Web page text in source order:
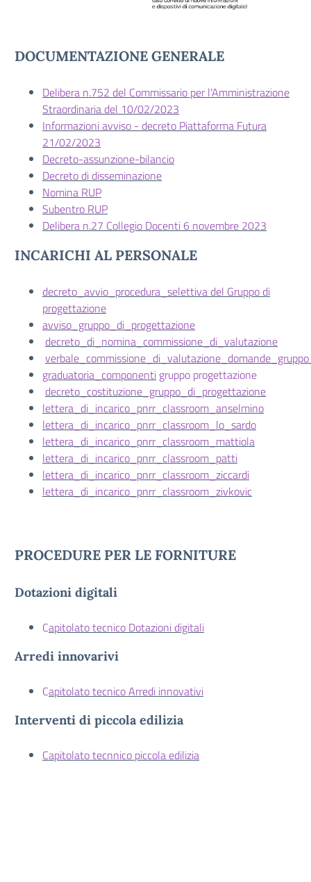
DOCUMENTAZIONE GENERALE
Delibera n.752 del Commissario per l'Amministrazione
Straordinaria del 10/02/2023
Informazioni avviso - decreto Piattaforma Futura
21/02/2023
Decreto-assunzione-bilancio
Decreto di disseminazione
Nomina RUP
Subentro RUP
Delibera n.27 Collegio Docenti 6 novembre 2023
INCARICHI AL PERSONALE
decreto_avvio_procedura_selettiva del Gruppo di
progettazione
avviso_gruppo_di_progettazione
decreto_di_nomina_commissione_di_valutazione
graduatoria_componenti gruppo progettazione
decreto_costituzione_gruppo_di_progettazione
lettera_di_incarico_pnrr_classroom_anselmino
lettera_di_incarico_pnrr_classroom_lo_sardo
lettera_di_incarico_pnrr_classroom_mattiola
lettera_di_incarico_pnrr_classroom_patti
lettera_di_incarico_pnrr_classroom_ziccardi
lettera_di_incarico_pnrr_classroom_zivkovic
PROCEDURE PER LE FORNITURE
Dotazioni digitali
Capitolato tecnico Dotazioni digitali
Arredi innovarivi
Capitolato tecnico Arredi innovativi
Interventi di piccola edilizia
Capitolato tecnnico piccola edilizia